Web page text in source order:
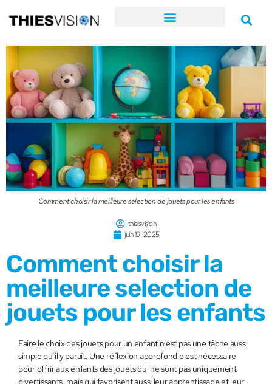
Comment choisir la meilleure selection de jouets pour les enfants
thiesvision
juin 19, 2025
Comment choisir la
meilleure selection de
jouets pour les enfants
Faire le choix des jouets pour un enfant n’est pas une tâche aussi
simple qu’il y paraît. Une réflexion approfondie est nécessaire
pour offrir aux enfants des jouets qui ne sont pas uniquement
divertissants, mais qui favorisent aussi leur apprentissage et leur